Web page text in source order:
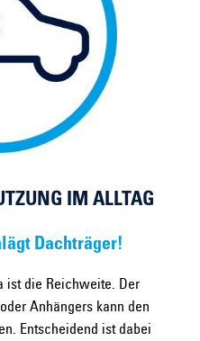
IM ALLTAG
Dachträger!
ist die Reichweite. Der
Anhängers kann den
Entscheidend ist dabei